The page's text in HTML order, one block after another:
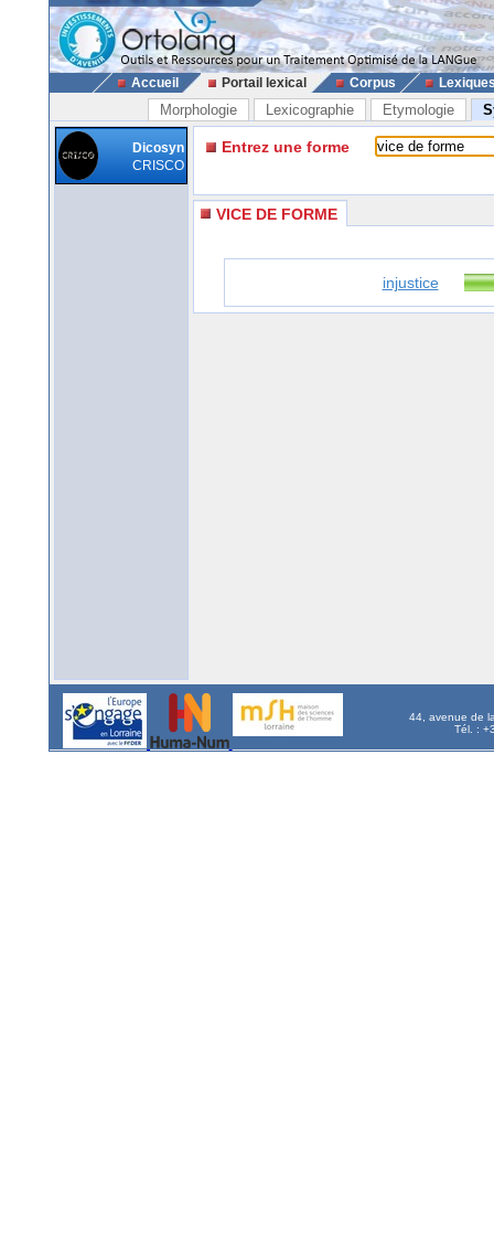
Accueil Portail lexical Corpus
Morphologie Lexicographie Etymologie
Dicosyn
CRISCO
Entrez une forme
VICE DE FORME
injustice
44, avenue de
Tél. :